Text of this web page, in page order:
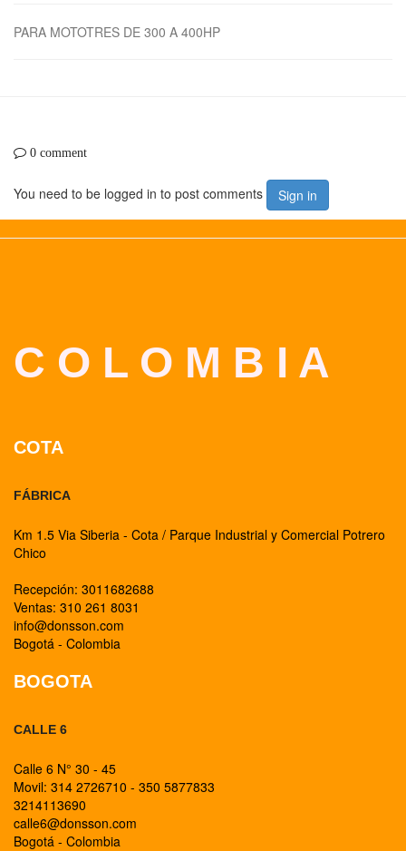
PARA MOTOTRES DE 300 A 400HP
0 comment
You need to be logged in to post comments Sign in
C O L O M B I A
COTA
FÁBRICA
Km 1.5 Via Siberia - Cota / Parque Industrial y Comercial Potrero
Chico
Recepción: 3011682688
Ventas: 310 261 8031
info@donsson.com
Bogotá - Colombia
BOGOTA
CALLE 6
Calle 6 N° 30 - 45
Movil: 314 2726710 - 350 5877833
3214113690
calle6@donsson.com
Bogotá - Colombia